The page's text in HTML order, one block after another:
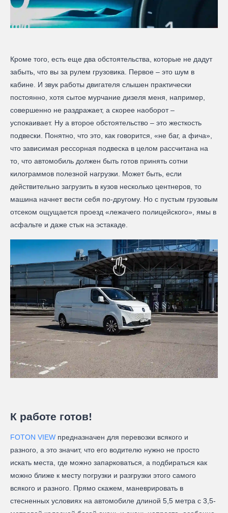
Кроме того, есть еще два обстоятельства, которые не дадут
забыть, что вы за рулем грузовика. Первое – это шум в
кабине. И звук работы двигателя слышен практически
постоянно, хотя сытое мурчание дизеля меня, например,
совершенно не раздражает, а скорее наоборот –
успокаивает. Ну а второе обстоятельство – это жесткость
подвески. Понятно, что это, как говорится, «не баг, а фича»,
что зависимая рессорная подвеска в целом рассчитана на
то, что автомобиль должен быть готов принять сотни
килограммов полезной нагрузки. Может быть, если
действительно загрузить в кузов несколько центнеров, то
машина начнет вести себя по-другому. Но с пустым грузовым
отсеком ощущается проезд «лежачего полицейского», ямы в
асфальте и даже стык на эстакаде.
К работе готов!
FOTON VIEW предназначен для перевозки всякого и
разного, а это значит, что его водителю нужно не просто
искать места, где можно запарковаться, а подбираться как
можно ближе к месту погрузки и разгрузки этого самого
всякого и разного. Прямо скажем, маневрировать в
стесненных условиях на автомобиле длиной 5,5 метра с 3,5-